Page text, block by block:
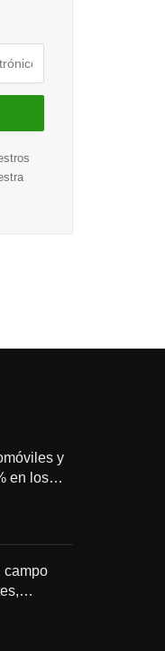
y
en los
de 2026
campo